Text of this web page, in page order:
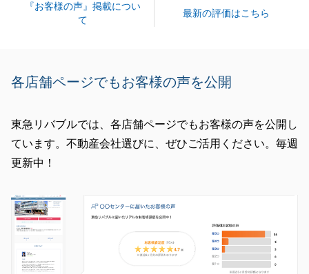
『お客様の声』掲載につい
て
最新の評価はこちら
各店舗ページでもお客様の声を公開
東急リバブルでは、各店舗ページでもお客様の声を公開し
ています。不動産会社選びに、ぜひご活用ください。毎週
更新中！